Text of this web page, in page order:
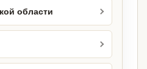
области